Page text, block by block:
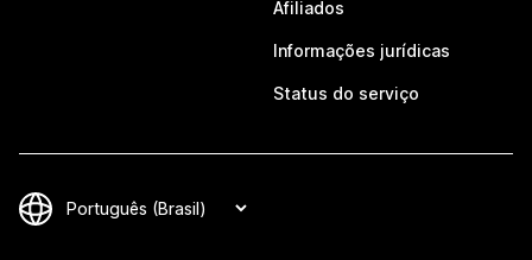
Afiliados
Informações jurídicas
Status do serviço